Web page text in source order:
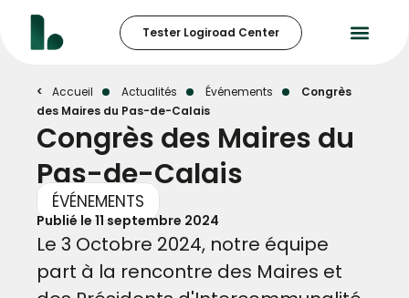
Tester Logiroad Center
Accueil Actualités Événements
Congrès
des Maires du Pas-de-Calais
Congrès des Maires du
Pas-de-Calais
ÉVÉNEMENTS
Publié le11 septembre 2024
Le 3 Octobre 2024, notre équipe
part à la rencontre des Maires et